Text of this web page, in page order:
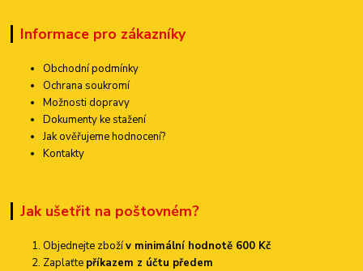
Informace pro zákazníky
Obchodní podmínky
Ochrana soukromí
Možnosti dopravy
Dokumenty ke stažení
Jak ověřujeme hodnocení?
Kontakty
Jak ušetřit na poštovném?
Objednejte zbožív minimální hodnotě 600 Kč
Zaplaťte příkazem z účtu předem